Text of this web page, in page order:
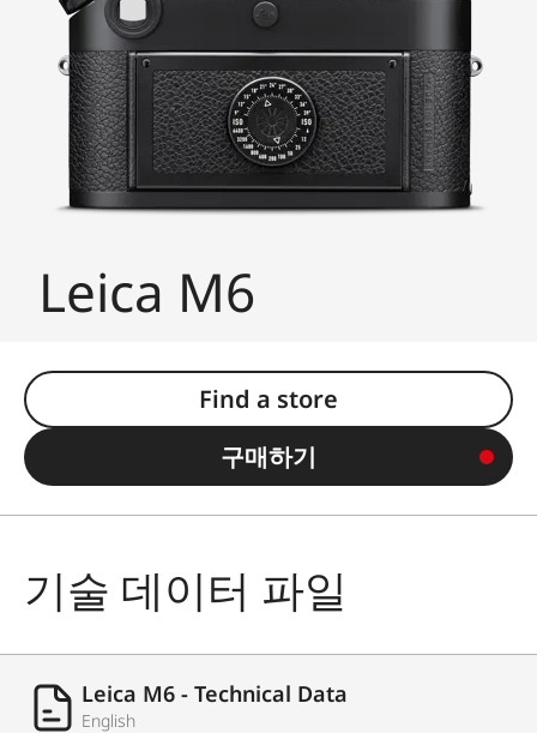
Leica M6
Find a store
구매하기
기술 데이터 파일
Leica M6 - Technical Data
English